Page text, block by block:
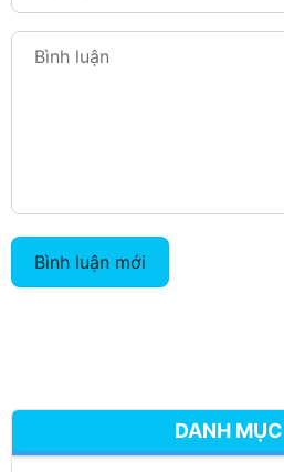
Bình luận mới
DANH